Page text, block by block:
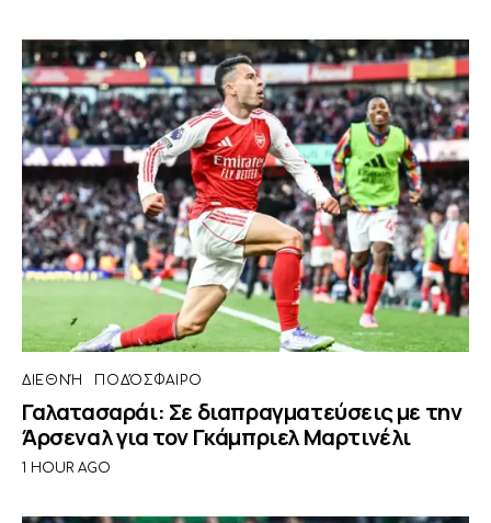
ΔΙΕΘΝΉ ΠΟΔΌΣΦΑΙΡΟ
Γαλατασαράι: Σε διαπραγματεύσεις με την
Άρσεναλ για τον Γκάμπριελ Μαρτινέλι
1 HOUR AGO